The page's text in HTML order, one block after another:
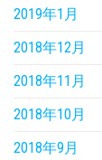
2019年1月
2018年12月
2018年11月
2018年10月
2018年9月